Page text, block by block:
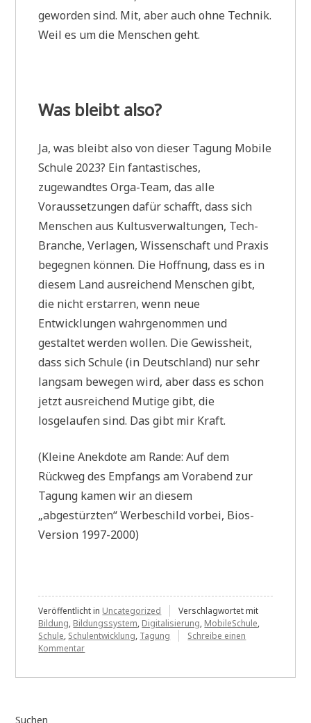
geworden sind. Mit, aber auch ohne Technik.
Weil es um die Menschen geht.
Was bleibt also?
Ja, was bleibt also von dieser Tagung Mobile
Schule 2023? Ein fantastisches,
zugewandtes Orga-Team, das alle
Voraussetzungen dafür schafft, dass sich
Menschen aus Kultusverwaltungen, Tech-
Branche, Verlagen, Wissenschaft und Praxis
begegnen können. Die Hoffnung, dass es in
diesem Land ausreichend Menschen gibt,
die nicht erstarren, wenn neue
Entwicklungen wahrgenommen und
gestaltet werden wollen. Die Gewissheit,
dass sich Schule (in Deutschland) nur sehr
langsam bewegen wird, aber dass es schon
jetzt ausreichend Mutige gibt, die
losgelaufen sind. Das gibt mir Kraft.
(Kleine Anekdote am Rande: Auf dem
Rückweg des Empfangs am Vorabend zur
Tagung kamen wir an diesem
„abgestürzten“ Werbeschild vorbei, Bios-
Version 1997-2000)
Veröffentlicht in Uncategorized
Verschlagwortet mit
Bildung, Bildungssystem, Digitalisierung, MobileSchule,
Schule, Schulentwicklung, Tagung
Schreibe einen
Kommentarzu
Suchen